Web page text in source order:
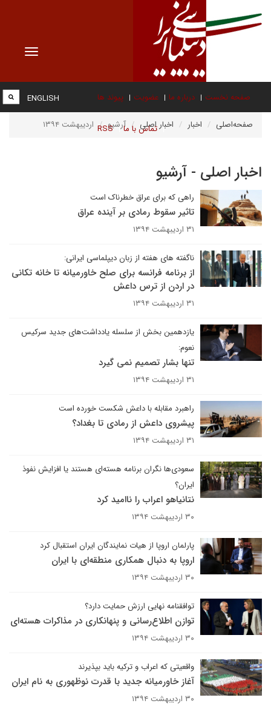
Toggle
صفحه نخست درباره ما عضویت پیوند ها
تماس با ما RSS
ENGLISH
صفحه‌اصلی اخبار اخبار اصلی آرشیو اردیبهشت ۱۳۹۴
اخبار اصلی - آرشیو
راهی که برای عراق خطرناک است
تاثیر سقوط رمادی بر آینده عراق
۳۱ اردیبهشت ۱۳۹۴
ناگفته های هفته از زبان دیپلماسی ایرانی:
از برنامه فرانسه برای صلح خاورمیانه تا خانه تکانی
در اردن از ترس داعش
۳۱ اردیبهشت ۱۳۹۴
یازدهمین بخش از سلسله یادداشت‌های جدید سرکیس
نعوم:
تنها بشار تصمیم نمی گیرد
۳۱ اردیبهشت ۱۳۹۴
راهبرد مقابله با داعش شکست خورده است
پیشروی داعش از رمادی تا بغداد؟
۳۱ اردیبهشت ۱۳۹۴
سعودی‌ها نگران برنامه هسته‌ای هستند یا افزایش نفوذ
ایران؟
نتانیاهو اعراب را ناامید کرد
۳۰ اردیبهشت ۱۳۹۴
پارلمان اروپا از هیات نمایندگان ایران استقبال کرد
اروپا به دنبال همکاری منطقه‌ای با ایران
۳۰ اردیبهشت ۱۳۹۴
توافقنامه نهایی ارزش حمایت دارد؟
توازن اطلاع‌رسانی و پنهانکاری در مذاکرات هسته‌ای
۳۰ اردیبهشت ۱۳۹۴
واقعیتی که اعراب و ترکیه باید بپذیرند
آغاز خاورمیانه جدید با قدرت نوظهوری به نام ایران
۳۰ اردیبهشت ۱۳۹۴